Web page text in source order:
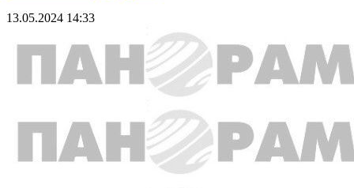
13.05.2024 14:33